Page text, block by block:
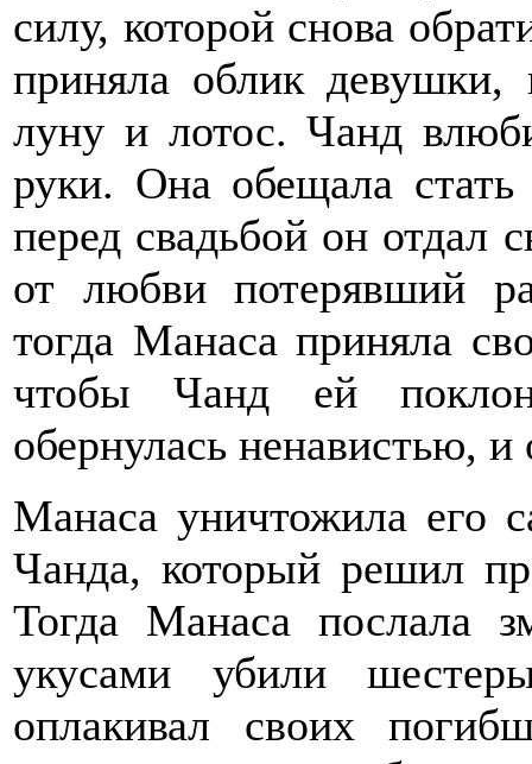
силу, которой снова
приняла облик девушки,
луну и лотос. Чанд
руки. Она обещала
перед свадьбой он отдал
от любви потерявший
тогда Манаса приняла
чтобы Чанд ей
обернулась ненавистью, и
Манаса уничтожила его
Чанда, который решил
Тогда Манаса послала
укусами убили
оплакивал своих